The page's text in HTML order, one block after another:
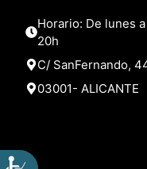
Horario: De lunes
20h
C/ SanFernando,
03001- ALICANTE